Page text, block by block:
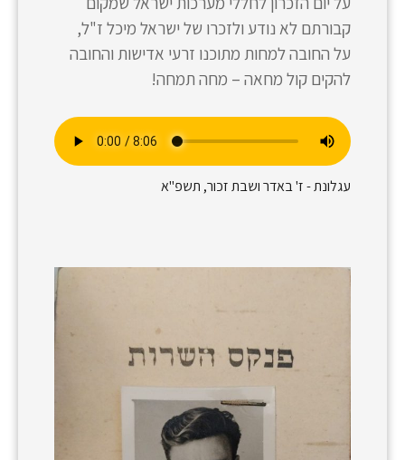
קבורתם לא נודע ולזכרו של ישראל מיכל ז"ל,
על החובה למחות מתוכנו זרעי אדישות והחובה
להקים קול מחאה – מחה תמחה!
עגלונת - ז' באדר ושבת זכור, תשפ"א